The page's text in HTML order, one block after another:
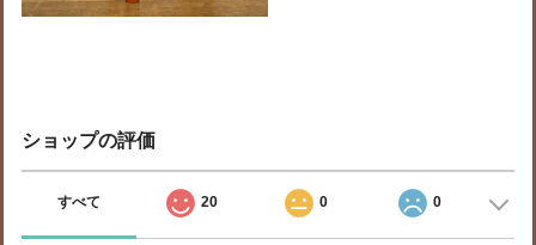
ショップの評価
すべて 20 0 0